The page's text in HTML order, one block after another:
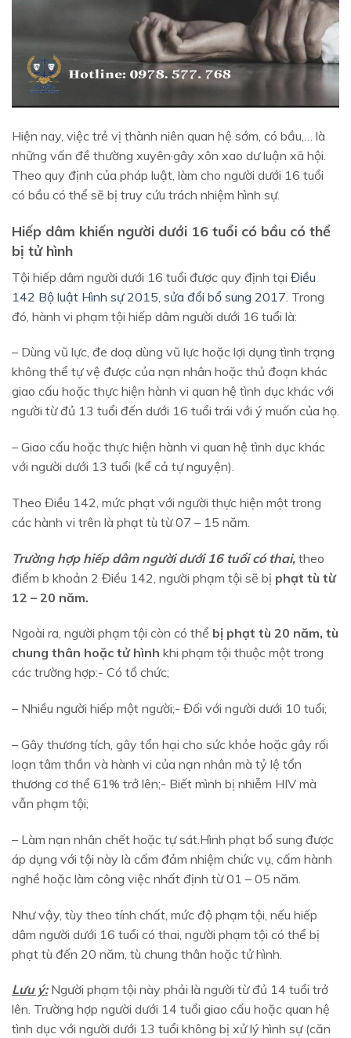
Hiện nay, việc trẻ vị thành niên quan hệ sớm, có bầu,… là
những vấn đề thường xuyên·gây xôn xao dư luận xã hội.
Theo quy định của pháp luật, làm cho người dưới 16 tuổi
có bầu có thể sẽ bị truy cứu trách nhiệm hình sự.
Hiếp dâm khiến người dưới 16 tuổi có bầu có thể
bị tử hình
Tội hiếp dâm người dưới 16 tuổi được quy định tại Điều
142 Bộ luật Hình sự 2015 sửa đổi bổ sung 2017 . Trong
đó, hành vi phạm tội hiếp dâm người dưới 16 tuổi là:
– Dùng vũ lực, đe doạ dùng vũ lực hoặc lợi dụng tình trạng
không thể tự vệ được của nạn nhân hoặc thủ đoạn khác
giao cấu hoặc thực hiện hành vi quan hệ tình dục khác với
người từ đủ 13 tuổi đến dưới 16 tuổi trái với ý muốn của họ.
– Giao cấu hoặc thực hiện hành vi quan hệ tình dục khác
với người dưới 13 tuổi (kể cả tự nguyện).
Theo Điều 142, mức phạt với người thực hiện một trong
các hành vi trên là phạt tù từ 07 – 15 năm.
Trường hợp hiếp dâm người dưới 16 tuổi có thai, theo
điểm b khoản 2 Điều 142, người phạm tội sẽ bị phạt tù từ
12 – 20 năm.
Ngoài ra, người phạm tội còn có thể bị phạt tù 20 năm, tù
chung thân hoặc tử hình khi phạm tội thuộc một trong
các trường hợp:- Có tổ chức;
– Nhiều người hiếp một người;- Đối với người dưới 10 tuổi;
– Gây thương tích, gây tổn hại cho sức khỏe hoặc gây rối
loạn tâm thần và hành vi của nạn nhân mà tỷ lệ tổn
thương cơ thể 61% trở lên;- Biết mình bị nhiễm HIV mà
vẫn phạm tội;
– Làm nạn nhân chết hoặc tự sát.Hình phạt bổ sung được
áp dụng với tội này là cấm đảm nhiệm chức vụ, cấm hành
nghề hoặc làm công việc nhất định từ 01 – 05 năm.
Như vậy, tùy theo tính chất, mức độ phạm tội, nếu hiếp
dâm người dưới 16 tuổi có thai, người phạm tội có thể bị
phạt tù đến 20 năm, tù chung thân hoặc tử hình.
Lưu ý:Người phạm tội này phải là người từ đủ 14 tuổi trở
lên. Trường hợp người dưới 14 tuổi giao cấu hoặc quan hệ
tình dục với người dưới 13 tuổi không bị xử lý hình sự (căn